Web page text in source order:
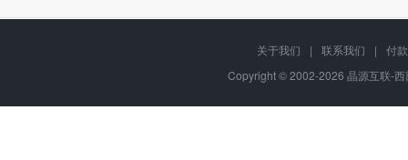
关于我们 | 联系我们 |
付
Copyright © 2002-2026 晶源互联-